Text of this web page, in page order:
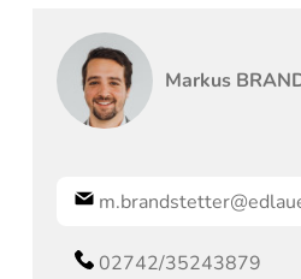
Markus
02742/35243879